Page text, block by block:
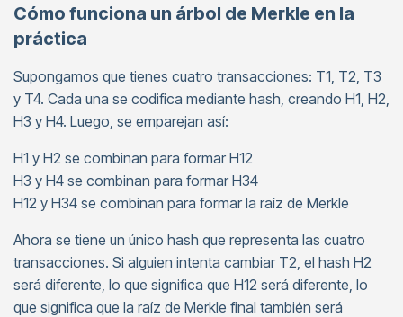
Cómo funciona un árbol de Merkle en la
práctica
Supongamos que tienes cuatro transacciones: T1, T2, T3
y T4. Cada una se codifica mediante hash, creando H1, H2,
H3 y H4. Luego, se emparejan así:
H1 y H2 se combinan para formar H12
H3 y H4 se combinan para formar H34
H12 y H34 se combinan para formar la raíz de Merkle
Ahora se tiene un único hash que representa las cuatro
transacciones. Si alguien intenta cambiar T2, el hash H2
será diferente, lo que significa que H12 será diferente, lo
que significa que la raíz de Merkle final también será